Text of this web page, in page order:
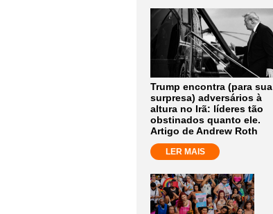
Trump encontra (para sua
surpresa) adversários à
altura no Irã: líderes tão
obstinados quanto ele.
Artigo de Andrew Roth
LER MAIS